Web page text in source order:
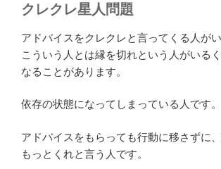
クレクレ星人問題
アドバイスをクレクレと言ってくる人がい
こういう人とは縁を切れという人がいる
なることがあります。
依存の状態になってしまっている人です。
アドバイスをもらっても行動に移さずに
もっとくれと言う人です。